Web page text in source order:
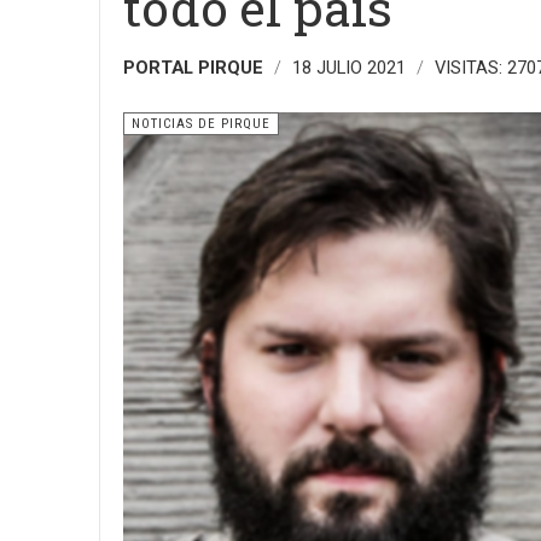
PORTAL PIRQUE 18 JULIO 2021 VISITAS:
NOTICIAS DE PIRQUE